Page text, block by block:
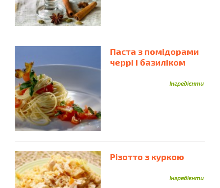
Паста з помідорами
черрі і базиліком
Інгредієнти
Різотто з куркою
Інгредієнти